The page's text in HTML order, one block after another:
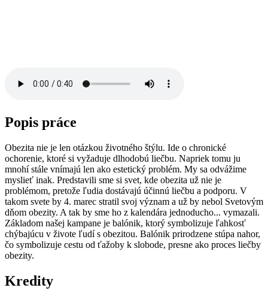
Popis práce
Obezita nie je len otázkou životného štýlu. Ide o chronické
ochorenie, ktoré si vyžaduje dlhodobú liečbu. Napriek tomu ju
mnohí stále vnímajú len ako estetický problém. My sa odvážime
myslieť inak. Predstavili sme si svet, kde obezita už nie je
problémom, pretože ľudia dostávajú účinnú liečbu a podporu. V
takom svete by 4. marec stratil svoj význam a už by nebol Svetovým
dňom obezity. A tak by sme ho z kalendára jednoducho... vymazali.
Základom našej kampane je balónik, ktorý symbolizuje ľahkosť
chýbajúcu v živote ľudí s obezitou. Balónik prirodzene stúpa nahor,
čo symbolizuje cestu od ťažoby k slobode, presne ako proces liečby
obezity.
Kredity